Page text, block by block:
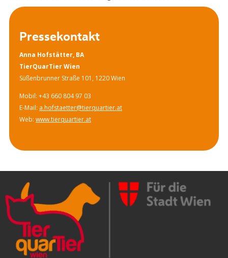
Pressekontakt
Anna Hofstätter, BA
TierQuarTier Wien
Süßenbrunner Straße 101, 1220 Wien
Mobil: +43 660 804 97 03
E-Mail: a.hofstaetter@tierquartier.at
Web: www.tierquartier.at